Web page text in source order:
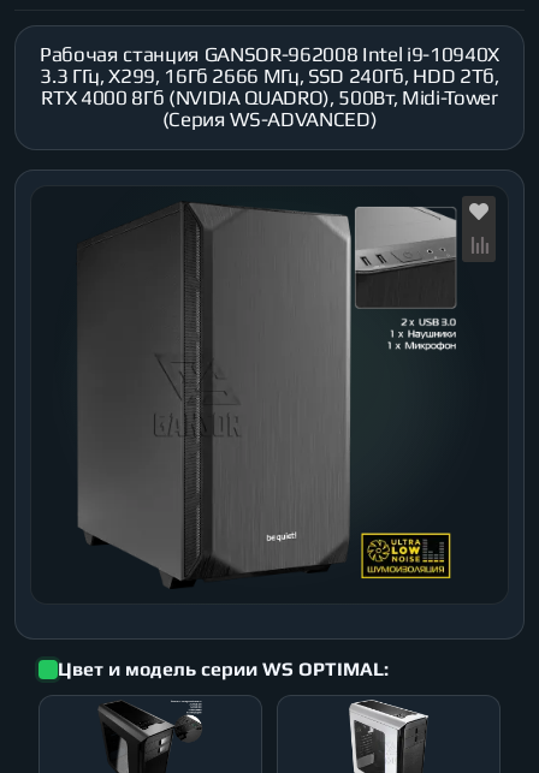
Рабочая станция GANSOR-962008 Intel i9-10940X
3.3 ГГц, X299, 16Гб 2666 МГц, SSD 240Гб, HDD 2Тб,
RTX 4000 8Гб (NVIDIA QUADRO), 500Вт, Midi-Tower
(Серия WS-ADVANCED)
Цвет и модель серии WS OPTIMAL: